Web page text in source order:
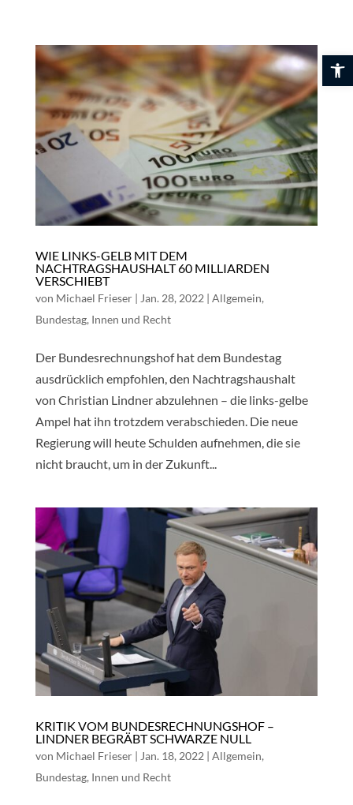
WIE LINKS-GELB MIT DEM
NACHTRAGSHAUSHALT 60 MILLIARDEN
VERSCHIEBT
von Michael Frieser| Jan. 28, 2022 | Allgemein,
Bundestag, Innen und Recht
Der Bundesrechnungshof hat dem Bundestag
ausdrücklich empfohlen, den Nachtragshaushalt
von Christian Lindner abzulehnen – die links-gelbe
Ampel hat ihn trotzdem verabschieden. Die neue
Regierung will heute Schulden aufnehmen, die sie
nicht braucht, um in der Zukunft...
KRITIK VOM BUNDESRECHNUNGSHOF –
LINDNER BEGRÄBT SCHWARZE NULL
von Michael Frieser| Jan. 18, 2022 | Allgemein,
Bundestag, Innen und Recht